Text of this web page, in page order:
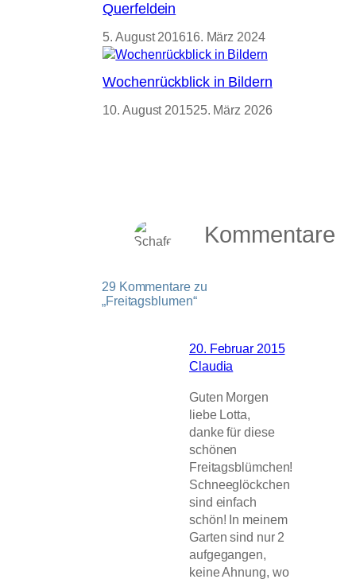
Querfeldein
5. August 201616. März 2024
Wochenrückblick in Bildern
10. August 201525. März 2026
Kommentare
29 Kommentare zu
„Freitagsblumen“
20. Februar 2015
Claudia
Guten Morgen
liebe Lotta,
danke für diese
schönen
Freitagsblümchen!
Schneeglöckchen
sind einfach
schön! In meinem
Garten sind nur 2
aufgegangen,
keine Ahnung, wo